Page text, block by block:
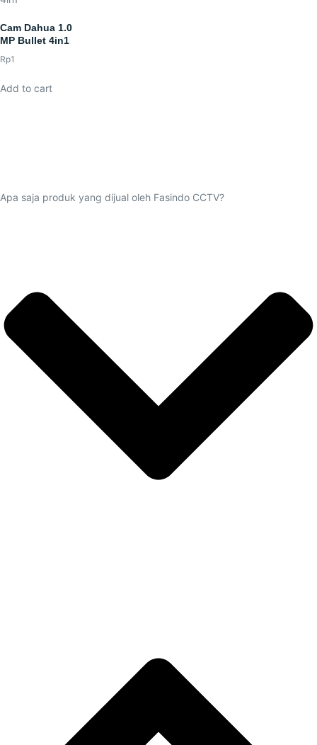
Cam Dahua 1.0
MP Bullet 4in1
Rp1
Add to cart
Apa saja produk yang dijual oleh Fasindo CCTV?